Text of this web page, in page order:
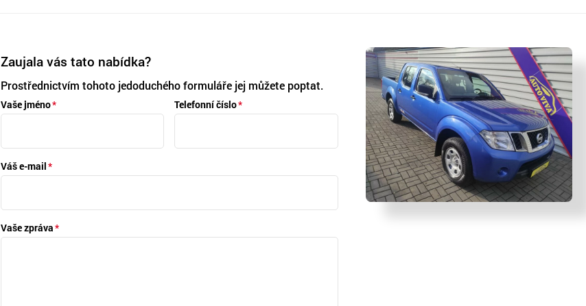
Zaujala vás tato nabídka?
Prostřednictvím tohoto jedoduchého formuláře jej můžete poptat.
Vaše jméno Telefonní číslo
Váš e-mail
Vaše zpráva